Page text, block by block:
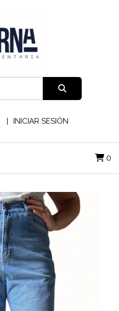
INICIAR SESIÓN
0